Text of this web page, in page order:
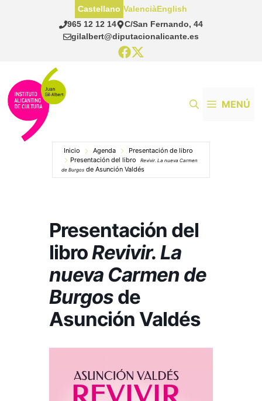
965 12 12 14
C/San Fernando, 44
gilalbert@diputacionalicante.es
Castellano ValenciàEnglish
MENÚ
Inicio Agenda
Presentación de libro
Presentación del libro
Revivir. La nueva Carmen
de Burgos de Asunción Valdés
Presentación del
libroRevivir. La
nueva Carmen de
Burgos de
Asunción Valdés